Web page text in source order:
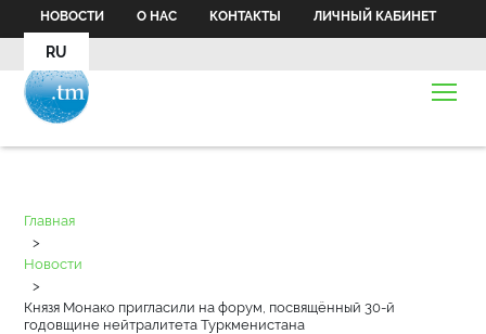
НОВОСТИ О НАС КОНТАКТЫ ЛИЧНЫЙ КАБИНЕТ
RU
Главная
>
Новости
>
Князя Монако пригласили на форум, посвящённый 30-й
годовщине нейтралитета Туркменистана